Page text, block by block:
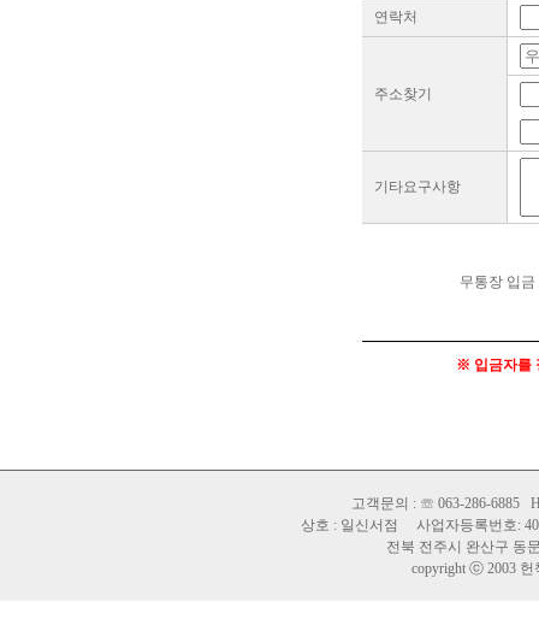
연락처
주소찾기
기타요구사항
무통장 입금
※ 입금자를
고객문의 : ☏ 063-286-
상호 : 일신서점 사업자등록번호:
전북 전주시 완산구 동
copyright ⓒ 2003 헌